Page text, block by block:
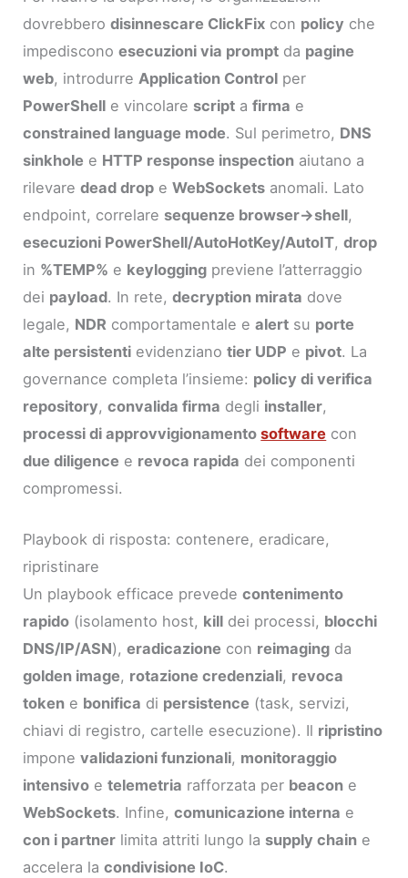
dovrebberodisinnescare ClickFix con policy che
impedisconoesecuzioni via prompt da pagine
web, introdurre Application Control per
PowerShell e vincolare script afirma e
constrained language mode. Sul perimetro, DNS
sinkhole e HTTP response inspection aiutano a
rilevaredead drop eWebSockets anomali. Lato
endpoint, correlare sequenze browser→shell,
esecuzioni PowerShell/AutoHotKey/AutoIT,drop
in %TEMP% e keylogging previene l’atterraggio
dei payload. In rete,decryption mirata dove
legale, NDR comportamentale ealert su porte
alte persistenti evidenzianotier UDP e pivot. La
governance completa l’insieme: policy di verifica
repository,convalida firma degli installer,
processi di approvvigionamentosoftware con
due diligence e revoca rapida dei componenti
compromessi.
Playbook di risposta: contenere, eradicare,
ripristinare
Un playbook efficace prevedecontenimento
rapido (isolamento host, kill dei processi, blocchi
DNS/IP/ASN),eradicazione con reimaging da
golden image, rotazione credenziali, revoca
token e bonifica di persistence (task, servizi,
chiavi di registro, cartelle esecuzione). Il ripristino
imponevalidazioni funzionali, monitoraggio
intensivo etelemetria rafforzata per beacon e
WebSockets. Infine,comunicazione interna e
con i partner limita attriti lungo la supply chain e
accelera lacondivisione IoC.